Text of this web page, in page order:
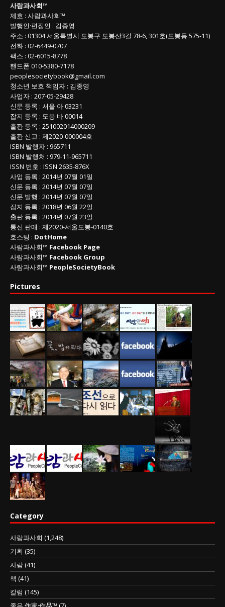
목
록
사람과사회™
제호 : 사람과사회™
발행인·편집인 : 김종영
주소 : 01304서울특별시 도봉구 도봉산3길 78-6, 301호(도봉동 575-11)
전화 : 02-6449-0707
팩스 : 02-6015-8778
핸드폰 010-5380-7178
peoplesocietybook@gmail.com
청소년 보호 책임자 : 김종영
사업자 : 207-05-29428
신문 등록 : 서울 아 03231
잡지 등록 : 도봉 바 00014
출판 등록 : 251002014000209
출판 신고 : 제2020-000004호
ISBN 발행자 : 965711
ISBN 발행처 : 979-11-965711
ISSN 번호 : ISSN 2635-876X
사업 등록 : 2014년 07월 01일
신문 등록 : 2014년 07월 07일
신문 발행 : 2014년 07월 07일
잡지 등록 : 2018년 06월 22일
출판 등록 : 2014년 07월 23일
통신 판매 : 제2020-서울도봉-0140호
호스팅 : DotHome
사람과사회™ Facebook Page
사람과사회™ Facebook Group
사람과사회™ PeopleSocietyBook
Pictures
Category
사람과사회 (1,248)
기획 (35)
사람(41)
책 (41)
칼럼 (145)